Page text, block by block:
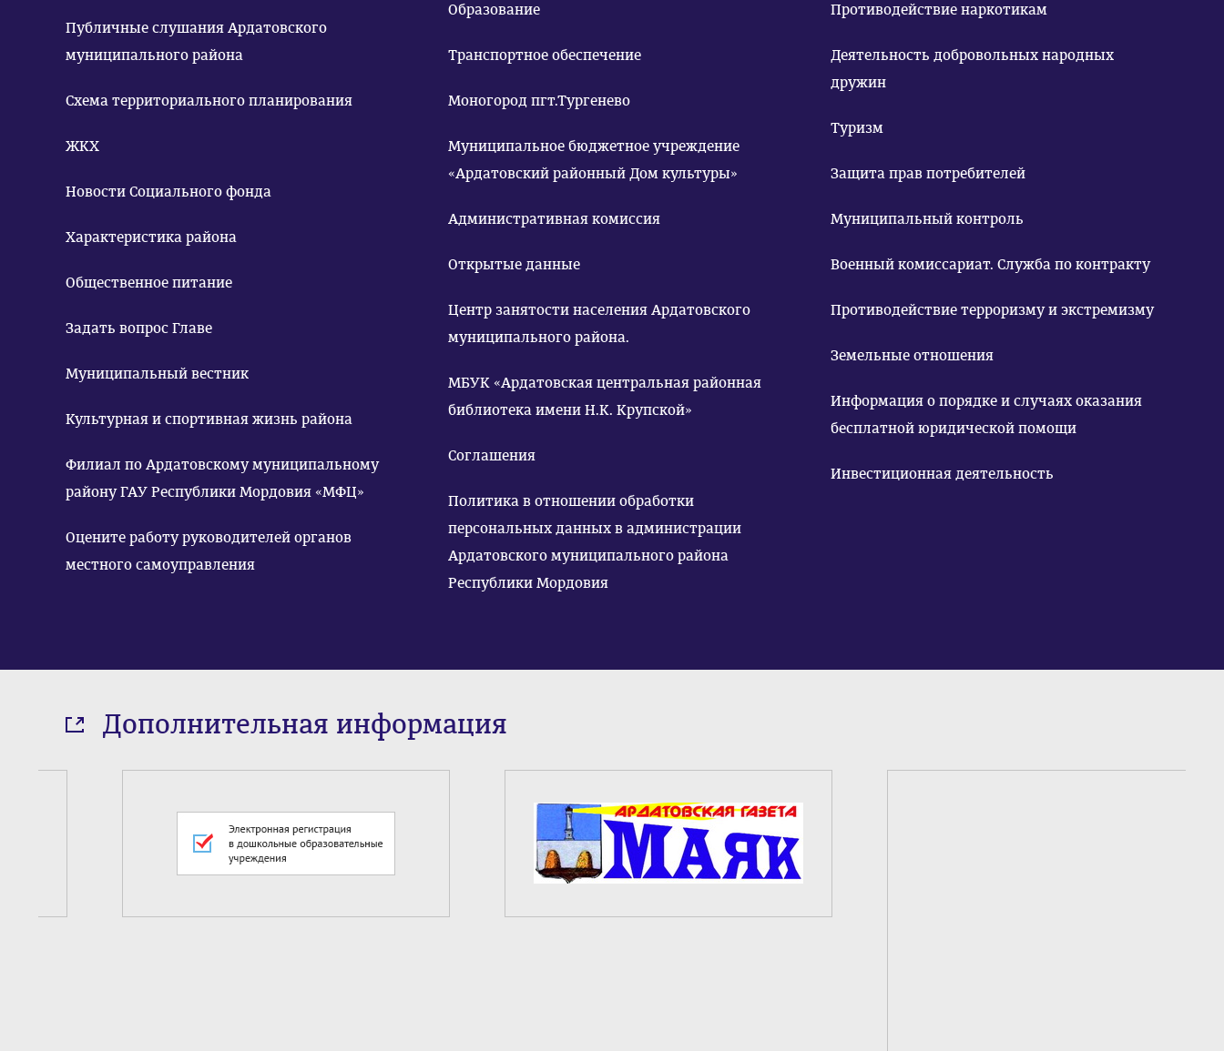
Публичные слушания Ардатовского
муниципального района
Схема территориального планирования
ЖКХ
Новости Социального фонда
Характеристика района
Общественное питание
Задать вопрос Главе
Муниципальный вестник
Культурная и спортивная жизнь района
Филиал по Ардатовскому муниципальному
району ГАУ Республики Мордовия «МФЦ»
Оцените работу руководителей органов
местного самоуправления
Образование
Транспортное обеспечение
Моногород пгт.Тургенево
Муниципальное бюджетное учреждение
«Ардатовский районный Дом культуры»
Административная комиссия
Открытые данные
Центр занятости населения Ардатовского
муниципального района.
МБУК «Ардатовская центральная районная
библиотека имени Н.К. Крупской»
Соглашения
Политика в отношении обработки
персональных данных в администрации
Ардатовского муниципального района
Республики Мордовия
Противодействие наркотикам
Деятельность добровольных народных
дружин
Туризм
Защита прав потребителей
Муниципальный контроль
Военный комиссариат. Служба по контракту
Противодействие терроризму и экстремизму
Земельные отношения
Информация о порядке и случаях оказания
бесплатной юридической помощи
Инвестиционная деятельность
Дополнительная информация